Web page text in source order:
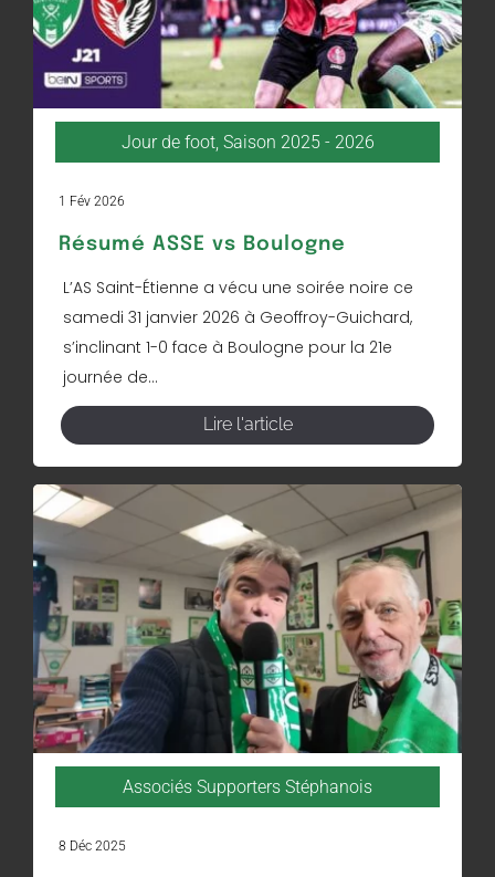
Jour de foot, Saison 2025 - 2026
1 Fév 2026
Résumé ASSE vs Boulogne
L’AS Saint-Étienne a vécu une soirée noire ce
samedi 31 janvier 2026 à Geoffroy-Guichard,
s’inclinant 1-0 face à Boulogne pour la 21e
journée de...
Lire l'article
Associés Supporters Stéphanois
8 Déc 2025